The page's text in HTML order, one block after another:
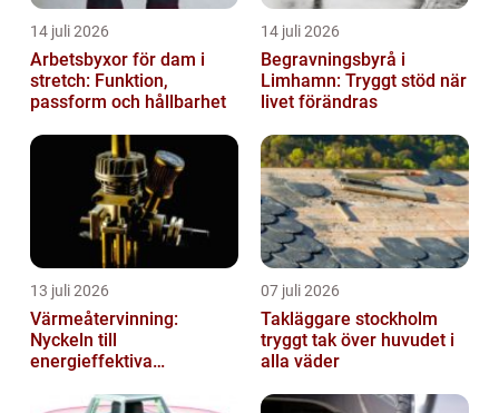
14 juli 2026
Arbetsbyxor för dam i
stretch: Funktion,
passform och hållbarhet
14 juli 2026
Begravningsbyrå i
Limhamn: Tryggt stöd när
livet förändras
13 juli 2026
Värmeåtervinning:
Nyckeln till
energieffektiva
07 juli 2026
Takläggare stockholm
tryggt tak över huvudet i
alla väder